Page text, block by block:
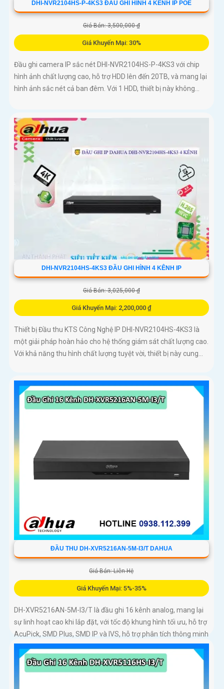
DHI-NVR2104HS-P-4KS3 ĐẦU GHI HÌNH 4 KÊNH IP POE
Giá Bán: 3,500,000 ₫
Giá Khuyến Mại: 30%
Đầu ghi camera IP sắc nét DHI-NVR2104HS-P-4KS3 với chip
hình ảnh chất lượng cao, hỗ trợ HDD lên đến 20TB, và mang lại
hình ảnh sắc nét cả ban đêm. Với 1 HDD, thiết bị này không...
DHI-NVR2104HS-4KS3 ĐẦU GHI HÌNH 4 KÊNH IP
Giá Bán: 3,025,000 ₫
Giá Khuyến Mại: 2,200,000 ₫
Thiết bị Đầu thu KTS Công Nghệ IP DHI-NVR2104HS-4KS3 là
một giải pháp hoàn hảo cho hệ thống giám sát chất lượng cao.
Với khả năng thu hình chất lượng tuyệt vời, thiết bị này cung...
ĐẦU THU DH-XVR5216AN-5M-I3/T DAHUA
Giá Bán: Liên Hệ
Giá Khuyến Mại: 5%-35%
DH-XVR5216AN-5M-I3/T là đầu ghi 16 kênh analog, mang lại
sự linh hoạt cao khi lắp đặt, với tốc độ khung hình tối ưu, hỗ trợ
AcuPick, SMD Plus, SMD IP và IVS, hỗ trợ phân tích thông minh
đến 24 kênh, đầu ghi có thể lắp 2 ổ cứng 16 TB, chuẩn nén AI-
Coding và H